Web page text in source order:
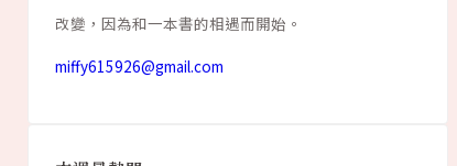
改變，因為和一本書的相遇而開始。
miffy615926@gmail.com